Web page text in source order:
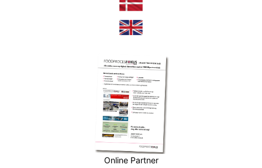
Online Partner